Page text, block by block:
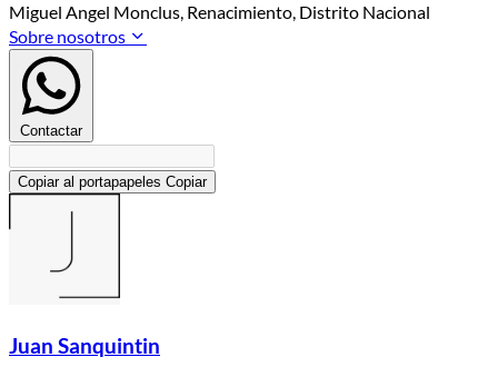
Miguel Angel Monclus, Renacimiento, Distrito Nacional
Sobre nosotros
Contactar
Copiar al portapapeles Copiar
Juan Sanquintin